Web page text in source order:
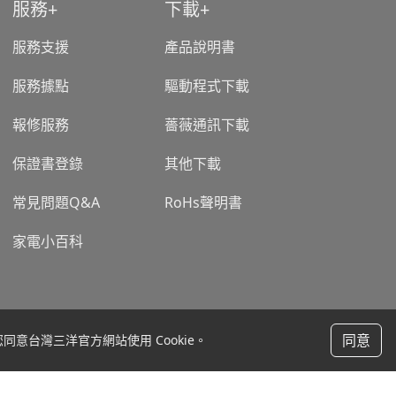
意台灣三洋官方網站使用 Cookie。 同意
服務
服務支援
服務據點
報修服務
保證書登錄
常見問題Q&A
家電小百科
下載
產品說明書
驅動程式下載
薔薇通訊下載
其他下載
RoHs聲明書
聯絡我們